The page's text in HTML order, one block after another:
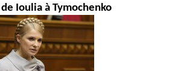
Ioulia à Tymochenko